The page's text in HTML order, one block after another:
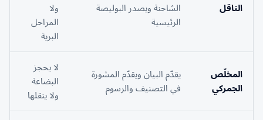
الناقل
الشاحنة ويصدر البوليصة
الرئيسية
ولا
المراحل
البرية
المخلّص
الجمركي
يقدّم البيان ويقدّم المشورة
في التصنيف والرسوم
لا يحجز
البضاعة
ولا ينقلها